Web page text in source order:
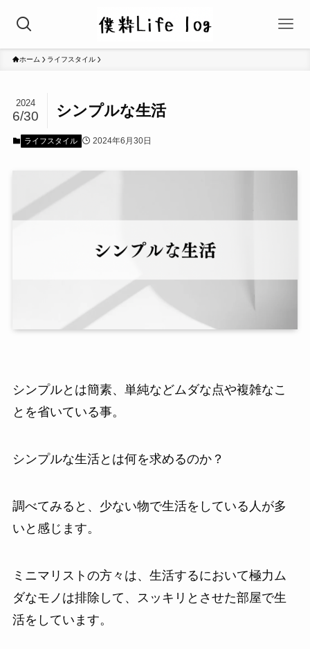
ホーム ライフスタイル
シンプルな生活
2024
6/30
ライフスタイル 2024年6月30日
シンプルとは簡素、単純などムダな点や複雑なこ
とを省いている事。
シンプルな生活とは何を求めるのか？
調べてみると、少ない物で生活をしている人が多
いと感じます。
ミニマリストの方々は、生活するにおいて極力ム
ダなモノは排除して、スッキリとさせた部屋で生
活をしています。